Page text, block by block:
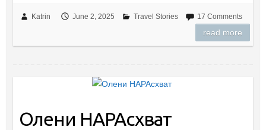
Katrin June 2, 2025 Travel Stories 17 Comments
read more
Олени НАРАсхват